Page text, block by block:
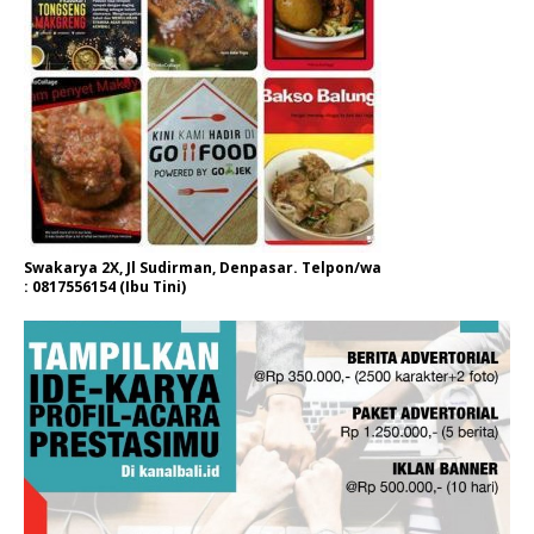
Swakarya 2X, Jl Sudirman, Denpasar. Telpon/wa
: 0817556154 (Ibu Tini)